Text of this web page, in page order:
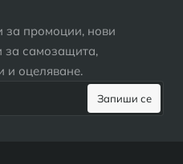
за промоции, нови
за самозащита,
и оцеляване.
Запиши се